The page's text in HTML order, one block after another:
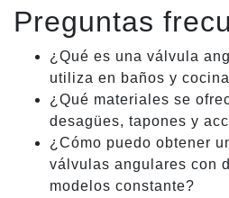
Preguntas
¿Qué es una válvula
utiliza en baños y
¿Qué materiales se
desagües, tapones y
¿Cómo puedo obtener
válvulas angulares con
modelos constante?